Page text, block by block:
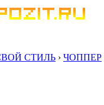
СТИЛЬ › ЧОППЕР